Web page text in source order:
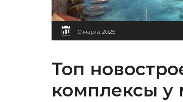
10 марта 2025
Топ
комплексы у